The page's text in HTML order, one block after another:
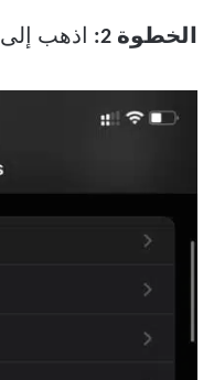
الخطوة 2: اذهب إلى